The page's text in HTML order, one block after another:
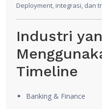
Deployment, integrasi, dan
Industri
Timeline
Banking & Finance